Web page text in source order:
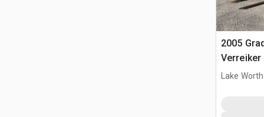
2005
Verreiker
Lake